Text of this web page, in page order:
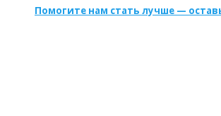
Помогите нам стать лучше —